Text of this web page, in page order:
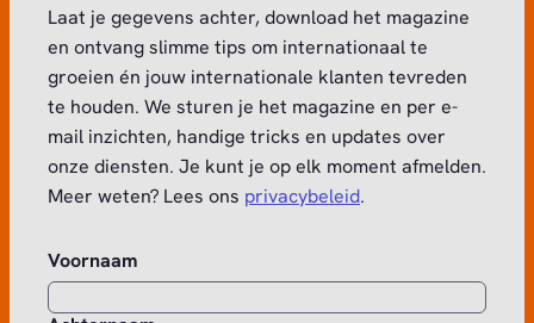
Laat je gegevens achter, download het magazine
en ontvang slimme tips om internationaal te
groeien én jouw internationale klanten tevreden
te houden. We sturen je het magazine en per e-
mail inzichten, handige tricks en updates over
onze diensten. Je kunt je op elk moment afmelden.
Meer weten? Lees ons privacybeleid.
Voornaam